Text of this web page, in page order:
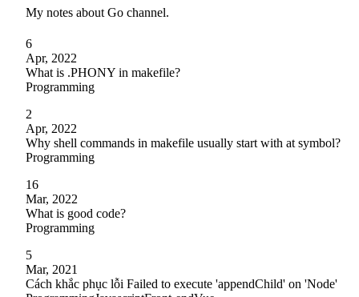
My notes about Go channel.
6
Apr, 2022
What is .PHONY in makefile?
Programming
2
Apr, 2022
Why shell commands in makefile usually start with at symbol?
Programming
16
Mar, 2022
What is good code?
Programming
5
Mar, 2021
Cách khắc phục lỗi Failed to execute 'appendChild' on 'Node'